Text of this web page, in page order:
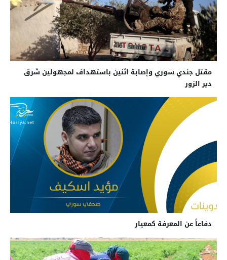
مقتل جندي سوري وإصابة اثنين باستهداف لمجهولين شرق
دير الزور
دفاعاً عن المعرفة كمعيار